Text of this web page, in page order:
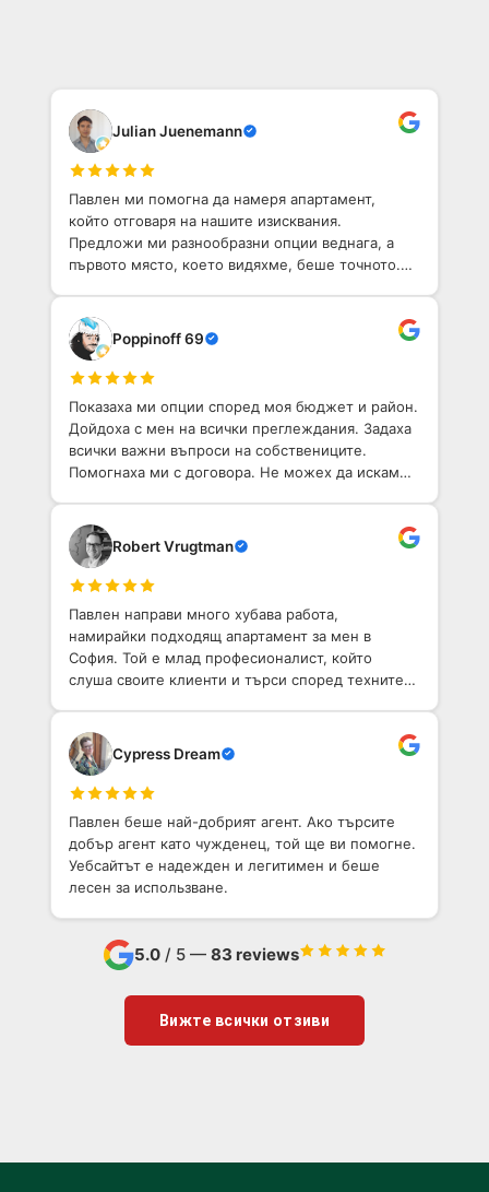
Julian Juenemann
Павлен ми помогна да намеря апартамент,
който отговаря на нашите изисквания.
Предложи ми разнообразни опции веднага, а
първото място, което видяхме, беше точното.
Poppinoff 69
Показаха ми опции според моя бюджет и район.
Дойдоха с мен на всички преглеждания. Задаха
всички важни въпроси на собствениците.
Помогнаха ми с договора. Не можех да искам
Robert Vrugtman
Павлен направи много хубава работа,
намирайки подходящ апартамент за мен в
София. Той е млад професионалист, който
слуша своите клиенти и търси според техните
Cypress Dream
Павлен беше най-добрият агент. Ако търсите
добър агент като чужденец, той ще ви помогне.
Уебсайтът е надежден и легитимен и беше
лесен за использване.
5.0/ 5 — 83 reviews
Вижте всички отзиви